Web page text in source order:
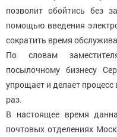
позволит обойтись без
помощью введения
сократить время
По словам
посылочному бизнесу
упрощает и делает
раз.
В настоящее время
почтовых отделениях